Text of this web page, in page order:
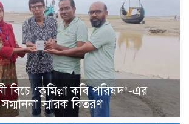
বিচে ‘কুমিল্লা কবি পরিষদ’-এর
স্মারক বিতরণ